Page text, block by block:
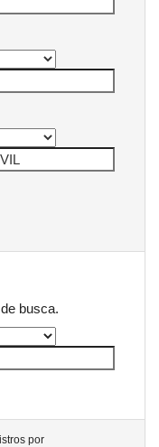
busca.
por